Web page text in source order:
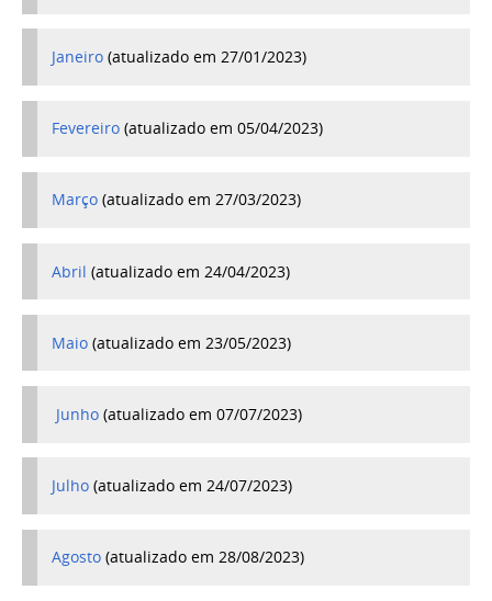
Janeiro (atualizado em 27/01/2023)
Fevereiro (atualizado em 05/04/2023)
Março (atualizado em 27/03/2023)
Abril (atualizado em 24/04/2023)
Maio (atualizado em 23/05/2023)
Junho (atualizado em 07/07/2023)
Julho (atualizado em 24/07/2023)
Agosto (atualizado em 28/08/2023)